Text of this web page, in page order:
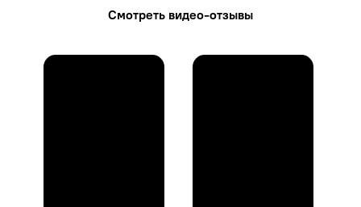
Смотреть видео-отзывы